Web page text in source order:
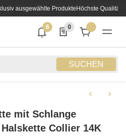
ausgewählte ProdukteHöchste Qualität
SUCHEN
6
6 neue Notifizierungen
0
0 Produkte in der
mit Schlange
Collier 14K